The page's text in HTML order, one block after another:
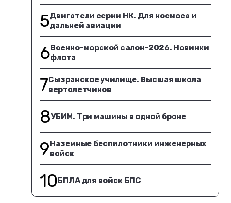
5Двигатели серии НК. Для космоса и
дальней авиации
6Военно-морской салон-2026. Новинки
флота
7Сызранское училище. Высшая школа
вертолетчиков
8УБИМ. Три машины в одной броне
9Наземные беспилотники инженерных
войск
10БПЛА для войск БПС